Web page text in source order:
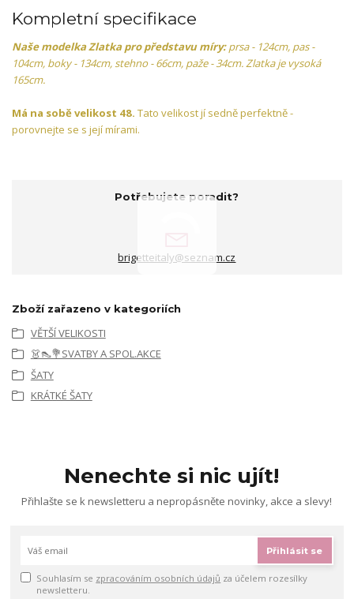
Kompletní specifikace
Naše modelka Zlatka pro představu míry:prsa - 124cm, pas -
104cm, boky - 134cm, stehno - 66cm, paže - 34cm. Zlatka je vysoká
165cm.
Má na sobě velikost 48. Tato velikost jí sedně perfektně -
porovnejte se s její mírami.
Potřebujete poradit?
brigetteitaly@seznam.cz
Zboží zařazeno v kategoriích
VĚTŠÍ VELIKOSTI
👗👠💐SVATBY A SPOL.AKCE
ŠATY
KRÁTKÉ ŠATY
Nenechte si nic ujít!
Přihlašte se k newsletteru a nepropásněte novinky, akce a slevy!
Přihlásit se
Souhlasím se zpracováním osobních údajů za účelem rozesílky
newsletteru.